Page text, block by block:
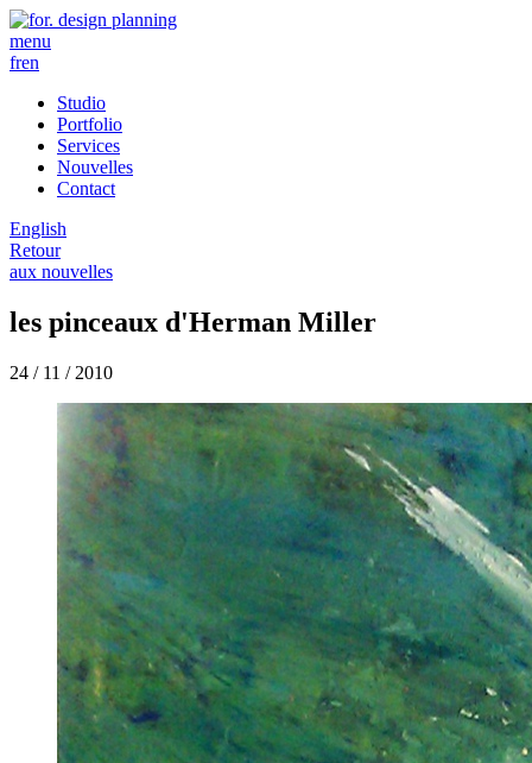
menu
fren
Studio
Portfolio
Services
Nouvelles
Contact
English
Retour
aux nouvelles
les pinceaux d'Herman Miller
24 / 11 / 2010